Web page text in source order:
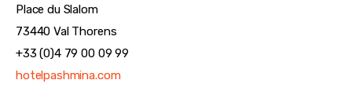
Place du Slalom
73440 Val Thorens
+33 (0)4 79 00 09 99
hotelpashmina.com